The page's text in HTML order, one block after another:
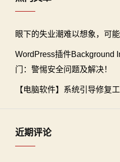
眼下的失业潮难以想象，可
WordPress插件Background
门：警惕安全问题及解决！
【电脑软件】系统引导修复
近期评论